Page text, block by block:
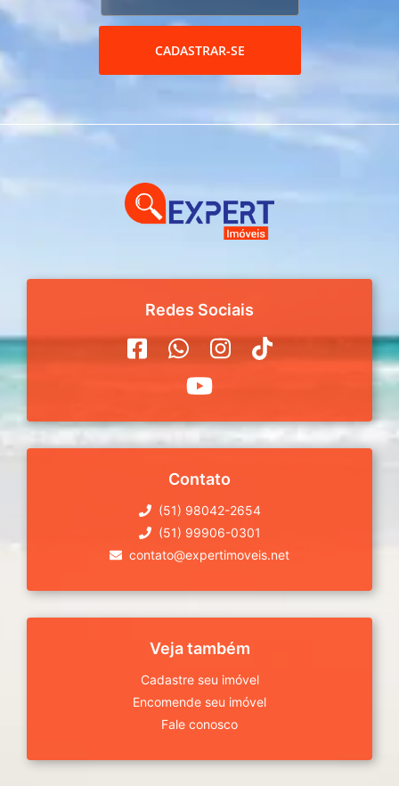
CADASTRAR-SE
Redes Sociais
Contato
(51) 98042-2654
(51) 99906-0301
contato@expertimoveis.net
Veja também
Cadastre seu imóvel
Encomende seu imóvel
Fale conosco